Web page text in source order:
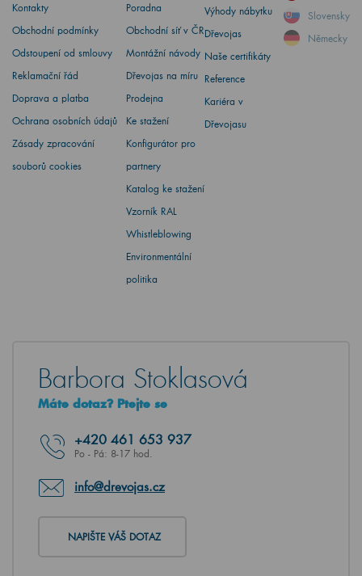
Kontakty
Obchodní podmínky
Odstoupení od smlouvy
Reklamační řád
Doprava a platba
Ochrana osobních údajů
Zásady zpracování
souborů cookies
Poradna
Obchodní síť v ČR
Montážní návody
Dřevojas na míru
Prodejna
Ke stažení
Konfigurátor pro
partnery
Katalog ke stažení
Vzorník RAL
Whistleblowing
Environmentální
politika
Výhody nábytku
Dřevojas
Naše certifikáty
Reference
Kariéra v
Dřevojasu
Slovensky
Německy
Barbora Stoklasová
Máte dotaz? Ptejte se
+420 461 653 937
Po - Pá: 8-17 hod.
info@drevojas.cz
NAPIŠTE VÁŠ DOTAZ